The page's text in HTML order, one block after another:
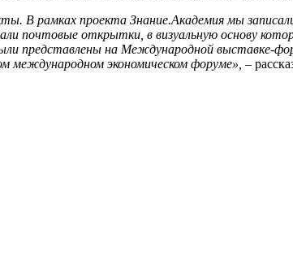
В рамках проекта Знание.Академия мы
почтовые открытки, в визуальную основу
представлены на Международной выставке-
международном экономическом форуме», –